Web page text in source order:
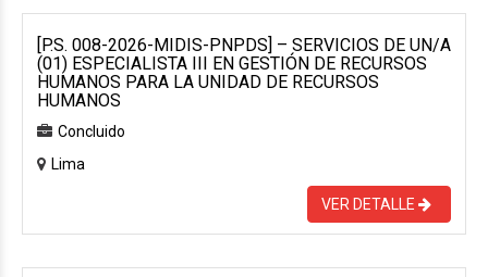
[P.S. 008-2026-MIDIS-PNPDS] – SERVICIOS DE UN/A
(01) ESPECIALISTA III EN GESTIÓN DE RECURSOS
HUMANOS PARA LA UNIDAD DE RECURSOS
HUMANOS
Concluido
Lima
VER DETALLE